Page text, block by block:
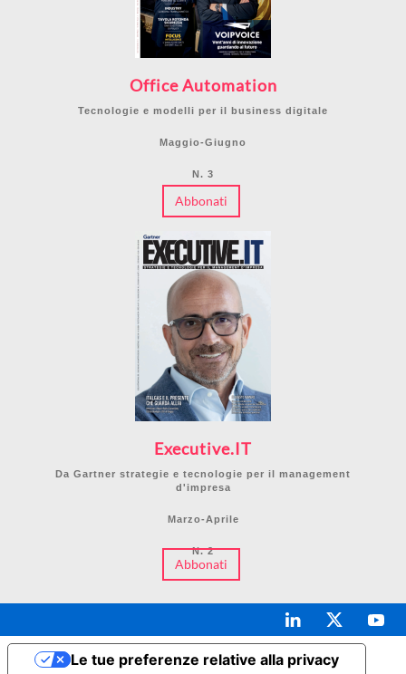
Office Automation
Tecnologie e modelli per il business digitale
Maggio-Giugno
N. 3
Abbonati
Executive.IT
Da Gartner strategie e tecnologie per il management
d'impresa
Marzo-Aprile
N. 2
Abbonati
Le tue preferenze relative alla privacy